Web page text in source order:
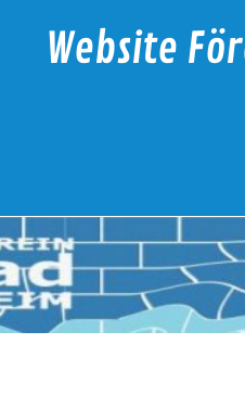
Website